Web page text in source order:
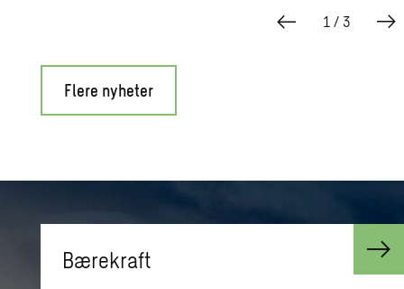
1 / 3
Flere nyheter
Bærekraft